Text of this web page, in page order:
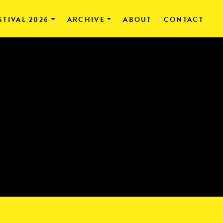
2026 ARCHIVE ABOUT CONTACT